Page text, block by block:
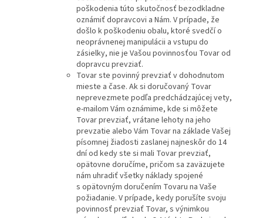
poškodenia túto skutočnosť bezodkladne
oznámiť dopravcovi a Nám. V prípade, že
došlo k poškodeniu obalu, ktoré svedčí o
neoprávnenej manipulácii a vstupu do
zásielky, nie je Vašou povinnosťou Tovar od
dopravcu prevziať.
Tovar ste povinný prevziať v dohodnutom
mieste a čase. Ak si doručovaný Tovar
neprevezmete podľa predchádzajúcej vety,
e-mailom Vám oznámime, kde si môžete
Tovar prevziať, vrátane lehoty na jeho
prevzatie alebo Vám Tovar na základe Vašej
písomnej žiadosti zaslanej najneskôr do 14
dní od kedy ste si mali Tovar prevziať,
opätovne doručíme, pričom sa zaväzujete
nám uhradiť všetky náklady spojené
s opätovným doručením Tovaru na Vaše
požiadanie. V prípade, kedy porušíte svoju
povinnosť prevziať Tovar, s výnimkou